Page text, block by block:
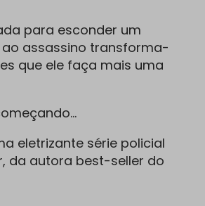
para esconder um
assassino transforma-
que ele faça mais uma
eletrizante série policial
da autora best-seller do